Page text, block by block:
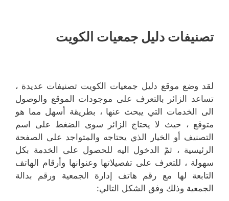
تصنيفات دليل جمعيات الكويت
لقد وضع موقع دليل جمعيات الكويت تصنيفات عديدة ،
تساعد الزائر بالتعرف على موجودات الموقع والوصول
الى الخدمات التي يبحث عنها ، بطريقة أسهل مما هو
متوقع ، حيث لا يحتاج الزائر سوى الضغط على اسم
التصنيف أو الخيار الذي يحتاجه والمتواجد على الصفحة
الرئيسية ، ثمّ الدخول اليه للحصول على الخدمة بكل
سهولة ، للتعرف على تفصيلاتها وعنوانها وأرقام الهاتف
التابعة لها مع رقم هاتف إدارة الجمعية ورقم بدالة
الجمعية وذلك وفق الشكل التالي: